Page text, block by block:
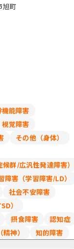
旭町
時間
万
極的な
能障害
視覚障害
その他（身体）
候群/広汎性発達障害）
障害（学習障害/LD）
社会不安障害
）
摂食障害
認知症
神） 知的障害